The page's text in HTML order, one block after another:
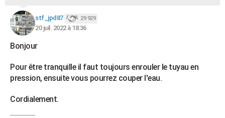
stf_jpd87 29 929
20 juil. 2022 à 18:36
Bonjour
Pour être tranquille il faut toujours enrouler le tuyau en
pression, ensuite vous pourrez couper l'eau.
Cordialement.